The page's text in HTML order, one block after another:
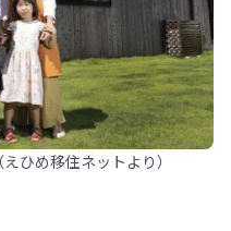
ひめ移住ネットより）